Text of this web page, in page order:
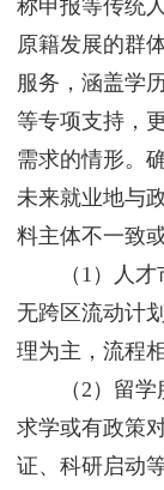
称申报等传统
原籍发展的群
服务，涵盖学
等专项支持，
需求的情形。
未来就业地与
料主体不一致
（1）人才市
无跨区流动计
理为主，流程
（2）留学服
求学或有政策
证、科研启动